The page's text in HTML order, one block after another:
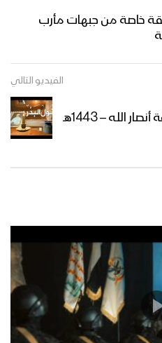
خاصة من جبهات مأرب
الفيديو التالي
الله – 1443هـ